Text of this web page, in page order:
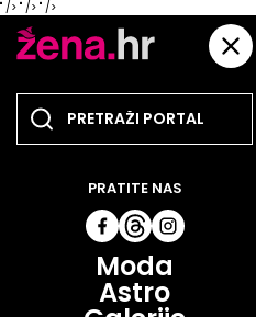
" /> " /> " />
Moda
Astro
PRATITE NAS